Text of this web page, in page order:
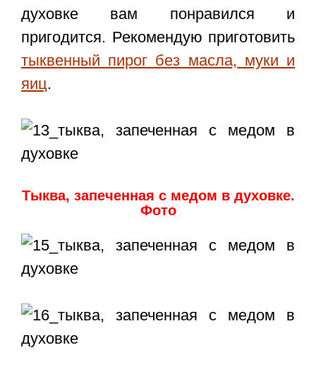
духовке вам понравился и
пригодится. Рекомендую приготовить
тыквенный пирог без масла, муки и
яиц.
Тыква, запеченная с медом в духовке.
Фото